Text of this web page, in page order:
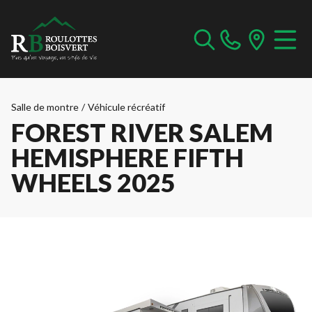
Salle de montre / Véhicule récréatif
FOREST RIVER SALEM
HEMISPHERE FIFTH
WHEELS 2025